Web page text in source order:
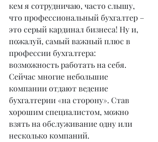
кем я сотрудничаю, часто слышу,
что профессиональный бухгалтер –
это серый кардинал бизнеса! Ну и,
пожалуй, самый важный плюс в
профессии бухгалтера:
возможность работать на себя.
Сейчас многие небольшие
компании отдают ведение
бухгалтерии «на сторону». Став
хорошим специалистом, можно
взять на обслуживание одну или
несколько компаний.